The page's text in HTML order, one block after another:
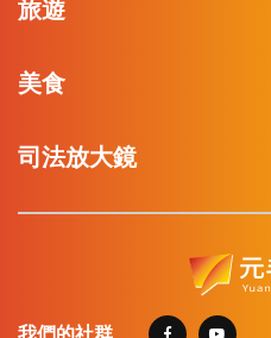
旅遊
美食
司法放大鏡
我們的社群